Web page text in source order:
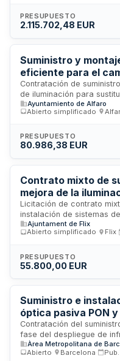
equipamiento lumínico,
públicos municipales y
aproximadamente 2,1
PRESUPUESTO
2.115.702,48 EUR
Suministro y
eficiente para el
artificial La
Contratación de
de iluminación para
campo de fútbol de
Alfaro. El proyecto
equipamiento deportivo
Ayuntamiento de Alfaro
Abierto simplificado
PRESUPUESTO
80.986,38 EUR
Contrato mixto de
mejora de la
pabellón deportivo
Licitación de contrato
instalación de sistemas
instalaciones deportivas
incluye tanto los trabajos
iluminación del campo
ejecución se realizará de
Ajuntament de Flix
Abierto simplificado
Flix
PRESUPUESTO
55.800,00 EUR
Suministro e
óptica pasiva PON
Metropolitana de
Contratación del
fase del despliegue de
PON integrada con
Metropolitana de
Àrea Metropolitana de
Abierto
Barcelona Pub.